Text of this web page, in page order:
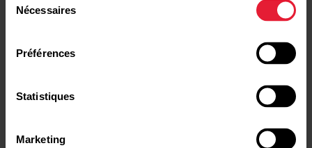
Nécessaires
Préférences
Statistiques
Marketing
(sur certains modèles, vous